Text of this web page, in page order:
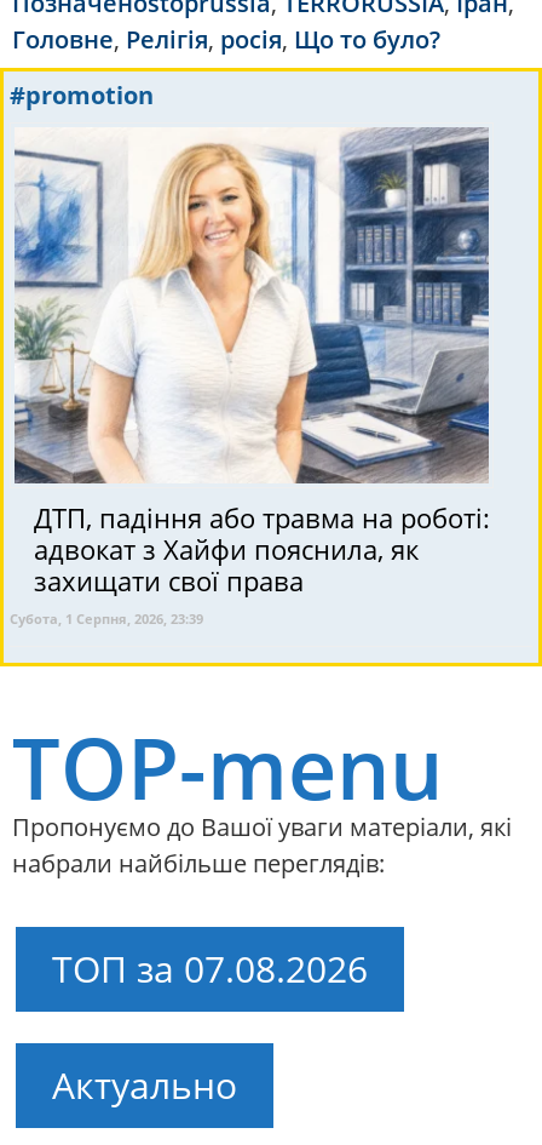
Головне, Релігія, росія, Що то було?
#promotion
ДТП, падіння або травма на роботі:
адвокат з Хайфи пояснила, як
захищати свої права
Субота, 1 Серпня, 2026, 23:39
TOP-menu
Пропонуємо до Вашої уваги матеріали, які
набрали найбільше переглядів:
ТОП за 07.08.2026
Актуально